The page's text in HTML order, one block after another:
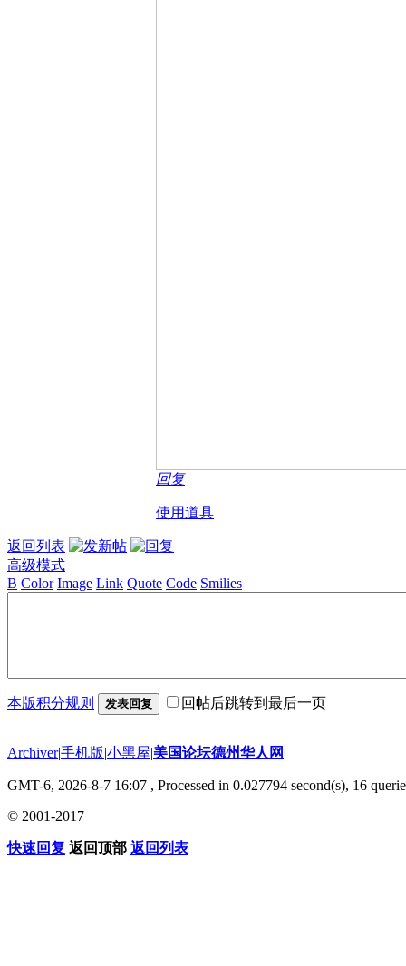
回复
使用道具
返回列表
高级模式
B Color Image Link Quote Code Smilies
本版积分规则 发表回复 回帖后跳转到最后一页
Archiver|手机版|小黑屋|美国论坛德州华人网
GMT-6, 2026-8-7 16:07 , Processed in 0.027794 second(s), 16
© 2001-2017
快速回复 返回顶部 返回列表